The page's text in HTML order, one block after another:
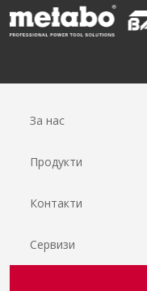
За нас
Продукти
Контакти
Сервизи